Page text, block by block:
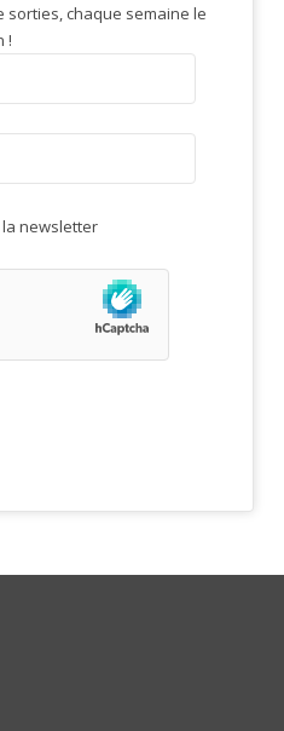
sorties, chaque semaine le
!
newsletter